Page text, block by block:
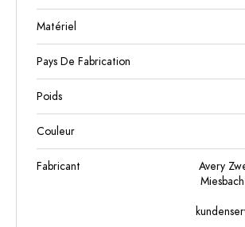
Matériel
Pays De Fabrication
Poids
Couleur
Fabricant
Avery